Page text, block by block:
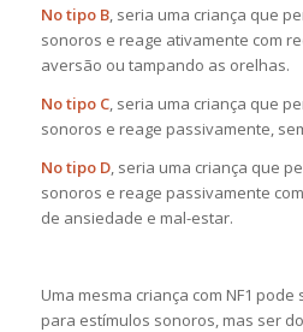
No tipo B, seria uma criança que
sonoros e reage ativamente com
aversão ou tampando as orelhas.
No tipo C, seria uma criança que
sonoros e reage passivamente,
No tipo D, seria uma criança que
sonoros e reage passivamente
de ansiedade e mal-estar.
Uma mesma criança com NF1
para estímulos sonoros, mas ser